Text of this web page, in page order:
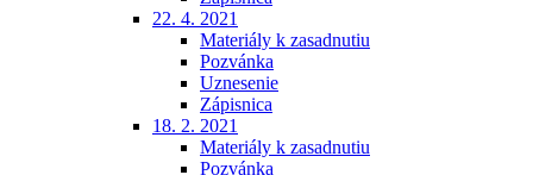
22. 4. 2021
Materiály k zasadnutiu
Pozvánka
Uznesenie
Zápisnica
18. 2. 2021
Materiály k zasadnutiu
Pozvánka